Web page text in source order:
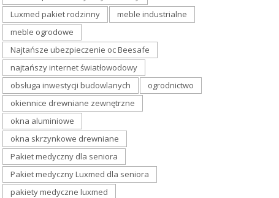
Luxmed pakiet rodzinny
meble industrialne
meble ogrodowe
Najtańsze ubezpieczenie oc Beesafe
najtańszy internet światłowodowy
obsługa inwestycji budowlanych
ogrodnictwo
okiennice drewniane zewnętrzne
okna aluminiowe
okna skrzynkowe drewniane
Pakiet medyczny dla seniora
Pakiet medyczny Luxmed dla seniora
pakiety medyczne luxmed